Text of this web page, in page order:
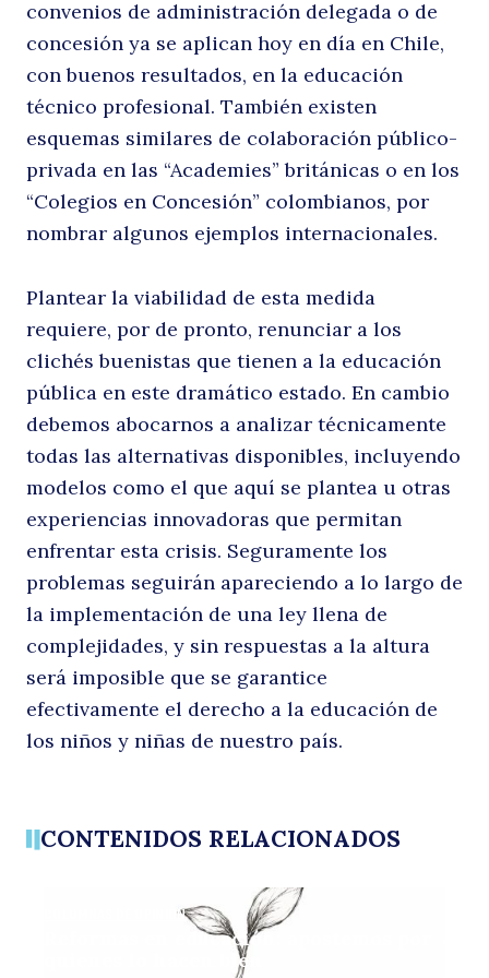
convenios de administración delegada o de
concesión ya se aplican hoy en día en Chile,
con buenos resultados, en la educación
técnico profesional. También existen
esquemas similares de colaboración público-
privada en las “Academies” británicas o en los
“Colegios en Concesión” colombianos, por
nombrar algunos ejemplos internacionales.
Plantear la viabilidad de esta medida
requiere, por de pronto, renunciar a los
clichés buenistas que tienen a la educación
pública en este dramático estado. En cambio
debemos abocarnos a analizar técnicamente
todas las alternativas disponibles, incluyendo
modelos como el que aquí se plantea u otras
experiencias innovadoras que permitan
enfrentar esta crisis. Seguramente los
problemas seguirán apareciendo a lo largo de
la implementación de una ley llena de
complejidades, y sin respuestas a la altura
será imposible que se garantice
efectivamente el derecho a la educación de
los niños y niñas de nuestro país.
CONTENIDOS RELACIONADOS
COLUMNAS DE OPINIÓN
Reformas en educación: apostemos por
quienes lo hacen bien